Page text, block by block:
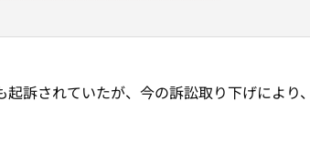
訴されていたが、今の訴訟取り下げにより